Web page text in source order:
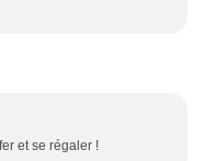
et se régaler !